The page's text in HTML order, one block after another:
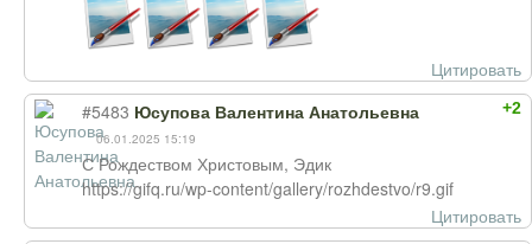
Цитировать
+2
#5483 Юсупова Валентина Анатольевна
06.01.2025 15:19
С Рождеством Христовым, Эдик
https://gifq.ru/wp-content/gallery/rozhdestvo/r9.gif
Цитировать